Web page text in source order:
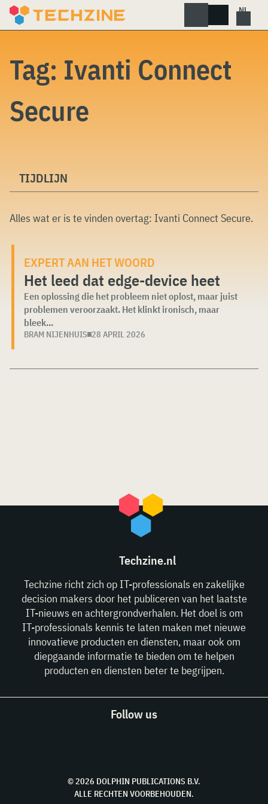
Skip
Tag: Ivanti Connect
Secure
TIJDLIJN
Alles wat er is te vinden overtag: Ivanti Connect Secure.
EXPERT AAN HET WOORD
Het leed dat edge-device heet
Een oplossing die het probleem niet oplost, maar juist
problemen veroorzaakt. Het klinkt ironisch, maar
bleek...
BRAM NIJENHUIS 28 APRIL 2026
Techzine.nl
Techzine richt zich op IT-professionals en zakelijke
decision makers door het publiceren van het laatste
IT-nieuws en achtergrondverhalen. Het doel is om
IT-professionals kennis te laten maken met nieuwe
innovatieve producten en diensten, maar ook om
diepgaande informatie te bieden om te helpen
producten en diensten beter te begrijpen.
Follow us
© 2026 DOLPHIN PUBLICATIONS B.V.
ALLE RECHTEN VOORBEHOUDEN.